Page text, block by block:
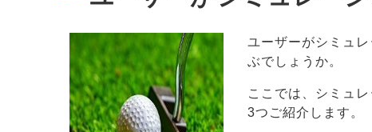
ユーザーがシミュ
ぶでしょうか。
ここでは、シミュ
3つご紹介します。